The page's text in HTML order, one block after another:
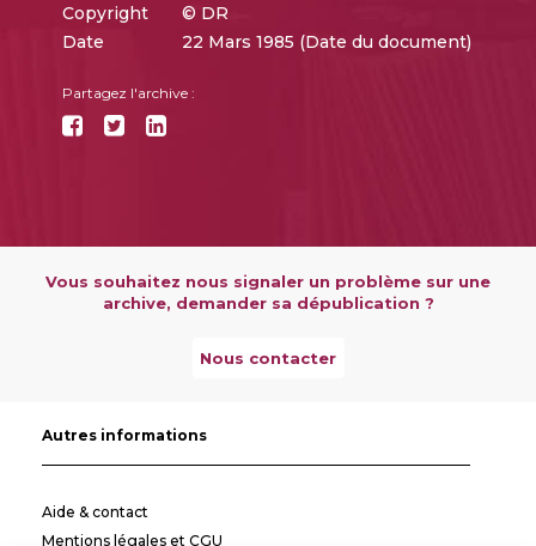
Copyright
© DR
Date
22 Mars 1985 (Date du document)
Partagez l'archive :
Vous souhaitez nous signaler un problème sur une
archive, demander sa dépublication ?
Nous contacter
Autres informations
Aide & contact
Mentions légales et CGU